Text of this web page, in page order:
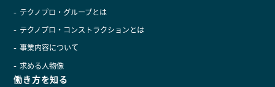
テクノプロ・グループとは
テクノプロ・コンストラクションとは
事業内容について
求める人物像
働き方を知る